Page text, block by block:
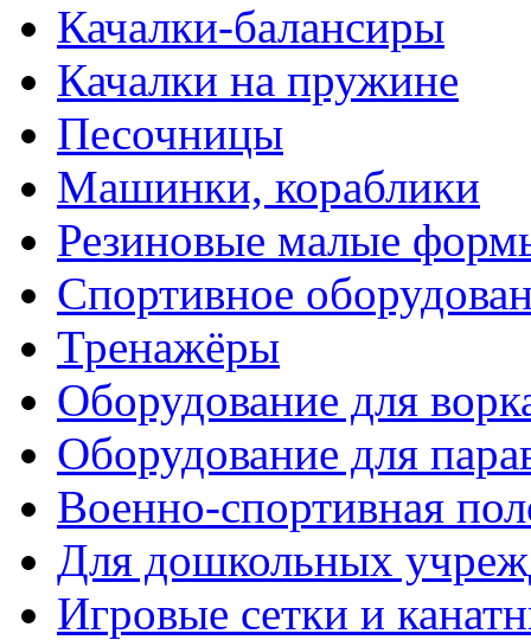
Качалки-балансиры
Качалки на пружине
Песочницы
Машинки, кораблики
Резиновые малые
Спортивное
Тренажёры
Оборудование для
Оборудование для
Военно-спортивная
Для дошкольных
Игровые сетки и